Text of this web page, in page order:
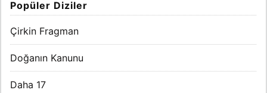
Popüler Diziler
Çirkin Fragman
Doğanın Kanunu
Daha 17